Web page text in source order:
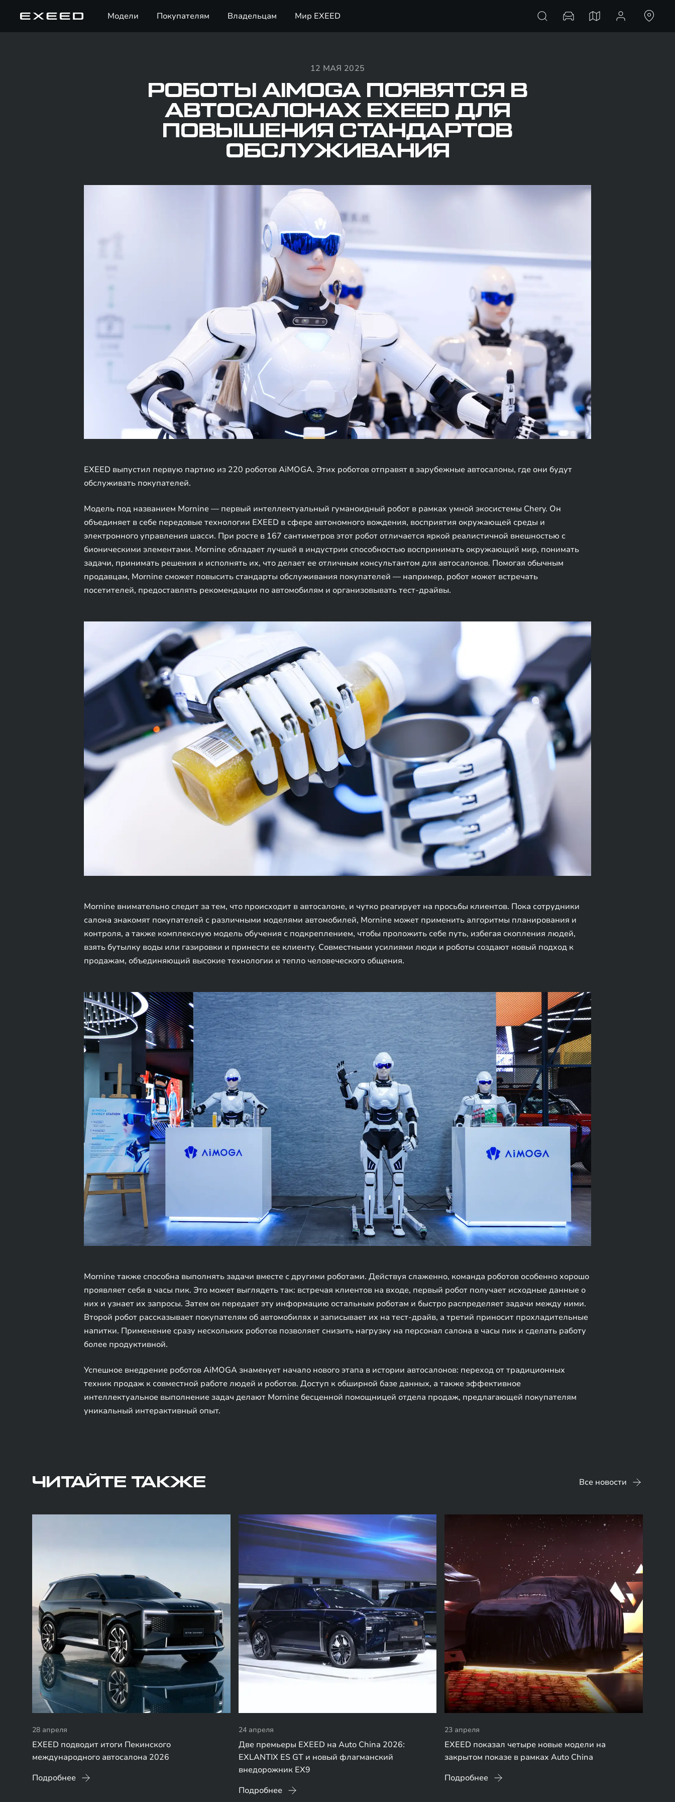
Модели Покупателям Владельцам Мир EXEED
12 МАЯ 2025
РОБОТЫ AIMOGA ПОЯВЯТСЯ В
АВТОСАЛОНАХ EXEED ДЛЯ
ПОВЫШЕНИЯ СТАНДАРТОВ
ОБСЛУЖИВАНИЯ
EXEED выпустил первую партию из 220 роботов AiMOGA. Этих роботов отправят в зарубежные автосалоны, где они будут
обслуживать покупателей.
Модель под названием Mornine — первый интеллектуальный гуманоидный робот в рамках умной экосистемы Chery. Он
объединяет в себе передовые технологии EXEED в сфере автономного вождения, восприятия окружающей среды и
электронного управления шасси. При росте в 167 сантиметров этот робот отличается яркой реалистичной внешностью с
бионическими элементами. Mornine обладает лучшей в индустрии способностью воспринимать окружающий мир, понимать
задачи, принимать решения и исполнять их, что делает ее отличным консультантом для автосалонов. Помогая обычным
продавцам, Mornine сможет повысить стандарты обслуживания покупателей — например, робот может встречать
посетителей, предоставлять рекомендации по автомобилям и организовывать тест-драйвы.
Mornine внимательно следит за тем, что происходит в автосалоне, и чутко реагирует на просьбы клиентов. Пока сотрудники
салона знакомят покупателей с различными моделями автомобилей, Mornine может применить алгоритмы планирования и
контроля, а также комплексную модель обучения с подкреплением, чтобы проложить себе путь, избегая скопления людей,
взять бутылку воды или газировки и принести ее клиенту. Совместными усилиями люди и роботы создают новый подход к
продажам, объединяющий высокие технологии и тепло человеческого общения.
Mornine также способна выполнять задачи вместе с другими роботами. Действуя слаженно, команда роботов особенно хорошо
проявляет себя в часы пик. Это может выглядеть так: встречая клиентов на входе, первый робот получает исходные данные о
них и узнает их запросы. Затем он передает эту информацию остальным роботам и быстро распределяет задачи между ними.
Второй робот рассказывает покупателям об автомобилях и записывает их на тест-драйв, а третий приносит прохладительные
напитки. Применение сразу нескольких роботов позволяет снизить нагрузку на персонал салона в часы пик и сделать работу
более продуктивной.
Успешное внедрение роботов AiMOGA знаменует начало нового этапа в истории автосалонов: переход от традиционных
техник продаж к совместной работе людей и роботов. Доступ к обширной базе данных, а также эффективное
интеллектуальное выполнение задач делают Mornine бесценной помощницей отдела продаж, предлагающей покупателям
уникальный интерактивный опыт.
ЧИТАЙТЕ ТАКЖЕ Все новости
28 апреля
EXEED подводит итоги Пекинского
международного автосалона 2026
Подробнее
24 апреля
Две премьеры EXEED на Auto China 2026:
EXLANTIX ES GT и новый флагманский
внедорожник EX9
Подробнее
23 апреля
EXEED показал четыре новые модели на
закрытом показе в рамках Auto China
Подробнее